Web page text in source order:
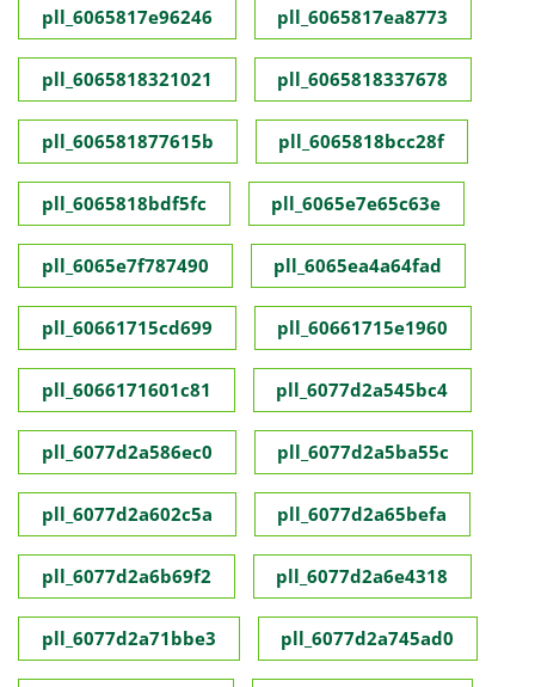
pll_6065817e96246 pll_6065817ea8773
pll_6065818321021 pll_6065818337678
pll_606581877615b pll_6065818bcc28f
pll_6065818bdf5fc pll_6065e7e65c63e
pll_6065e7f787490 pll_6065ea4a64fad
pll_60661715cd699 pll_60661715e1960
pll_6066171601c81 pll_6077d2a545bc4
pll_6077d2a586ec0 pll_6077d2a5ba55c
pll_6077d2a602c5a pll_6077d2a65befa
pll_6077d2a6b69f2 pll_6077d2a6e4318
pll_6077d2a71bbe3 pll_6077d2a745ad0